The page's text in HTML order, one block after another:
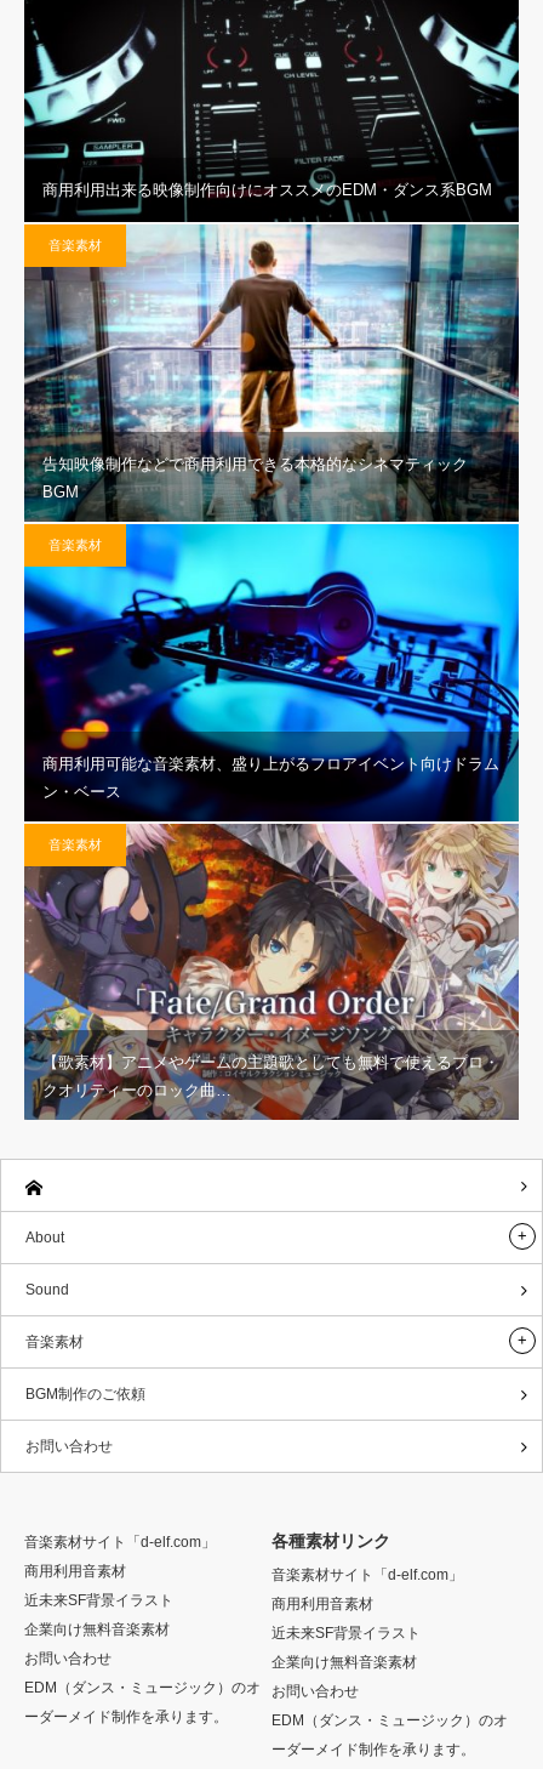
商用利用出来る映像制作向けにオススメのEDM・ダンス系BGM
音楽素材
告知映像制作などで商用利用できる本格的なシネマティック
BGM
音楽素材
商用利用可能な音楽素材、盛り上がるフロアイベント向けドラム
ン・ベース
音楽素材
【歌素材】アニメやゲームの主題歌としても無料で使えるプロ・
クオリティーのロック曲…
About
Sound
音楽素材
BGM制作のご依頼
お問い合わせ
音楽素材サイト「d-elf.com」
商用利用音素材
近未来SF背景イラスト
企業向け無料音楽素材
お問い合わせ
EDM（ダンス・ミュージック）のオ
ーダーメイド制作を承ります。
各種素材リンク
音楽素材サイト「d-elf.com」
商用利用音素材
近未来SF背景イラスト
企業向け無料音楽素材
お問い合わせ
EDM（ダンス・ミュージック）のオ
ーダーメイド制作を承ります。